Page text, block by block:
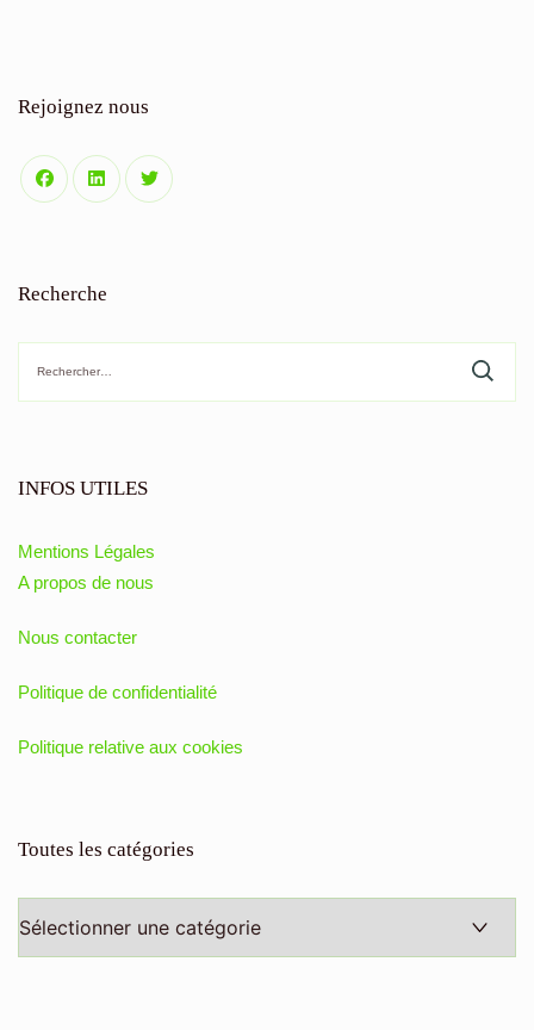
Rejoignez nous
Recherche
INFOS UTILES
Mentions Légales
A propos de nous
Nous contacter
Politique de confidentialité
Politique relative aux cookies
Toutes les catégories
les